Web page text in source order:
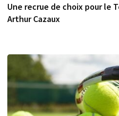
Une recrue de choix pour le
Arthur Cazaux